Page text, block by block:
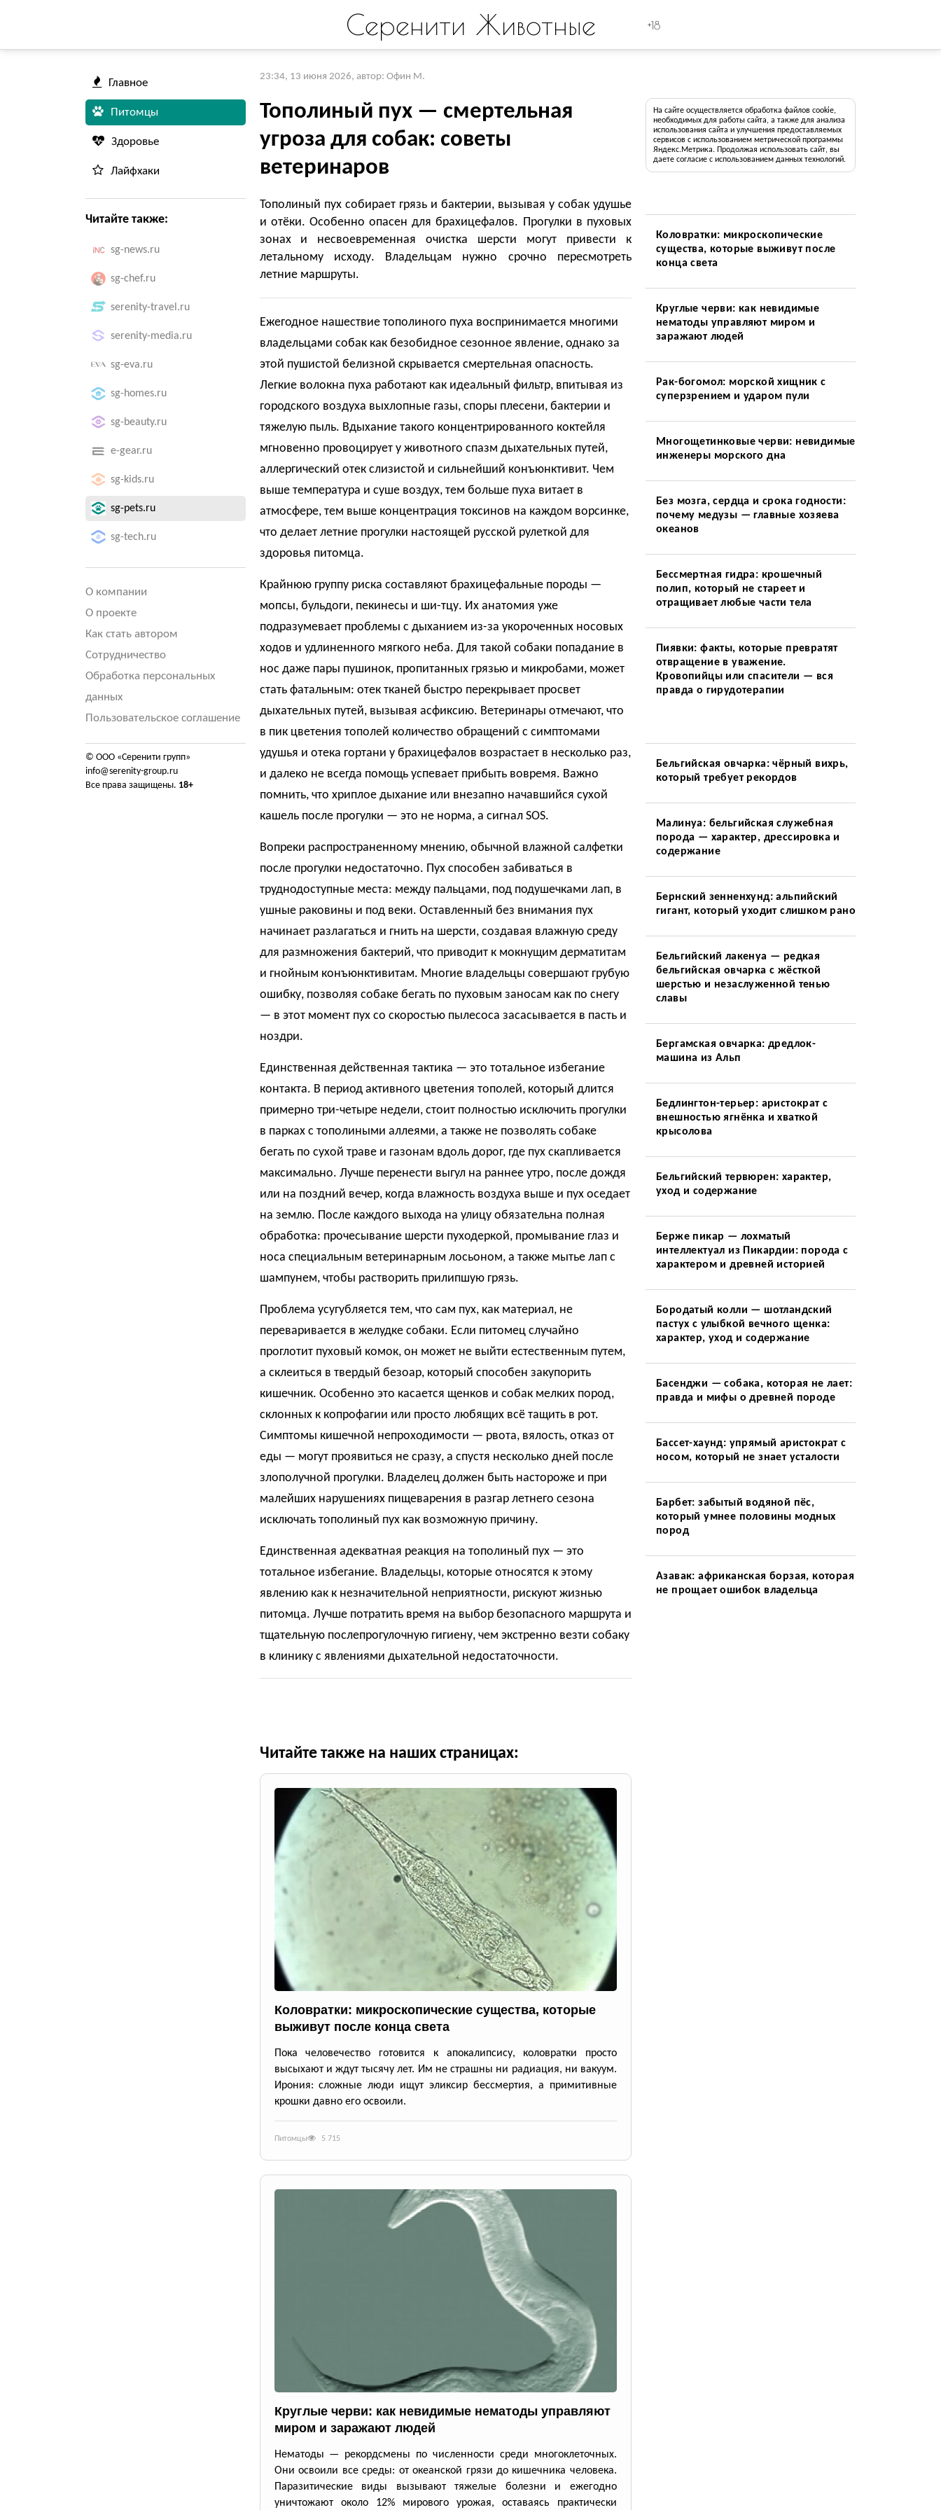
Серенити Животные +18
Главное
Питомцы
Здоровье
Лайфхаки
Читайте также:
sg-news.ru
sg-chef.ru
serenity-travel.ru
serenity-media.ru
sg-eva.ru
sg-homes.ru
sg-beauty.ru
e-gear.ru
sg-kids.ru
sg-pets.ru
sg-tech.ru
О компании
О проекте
Как стать автором
Сотрудничество
Обработка персональных
данных
Пользовательское соглашение
© ООО «Серенити групп»
info@serenity-group.ru
Все права защищены. 18+
23:34, 13 июня 2026, автор: Офин М.
Тополиный пух — смертельная
угроза для собак: советы
ветеринаров
Тополиный пух собирает грязь и бактерии, вызывая у собак удушье
и отёки. Особенно опасен для брахицефалов. Прогулки в пуховых
зонах и несвоевременная очистка шерсти могут привести к
летальному исходу. Владельцам нужно срочно пересмотреть
летние маршруты.
Ежегодное нашествие тополиного пуха воспринимается многими
владельцами собак как безобидное сезонное явление, однако за
этой пушистой белизной скрывается смертельная опасность.
Легкие волокна пуха работают как идеальный фильтр, впитывая из
городского воздуха выхлопные газы, споры плесени, бактерии и
тяжелую пыль. Вдыхание такого концентрированного коктейля
мгновенно провоцирует у животного спазм дыхательных путей,
аллергический отек слизистой и сильнейший конъюнктивит. Чем
выше температура и суше воздух, тем больше пуха витает в
атмосфере, тем выше концентрация токсинов на каждом ворсинке,
что делает летние прогулки настоящей русской рулеткой для
здоровья питомца.
Крайнюю группу риска составляют брахицефальные породы —
мопсы, бульдоги, пекинесы и ши-тцу. Их анатомия уже
подразумевает проблемы с дыханием из-за укороченных носовых
ходов и удлиненного мягкого неба. Для такой собаки попадание в
нос даже пары пушинок, пропитанных грязью и микробами, может
стать фатальным: отек тканей быстро перекрывает просвет
дыхательных путей, вызывая асфиксию. Ветеринары отмечают, что
в пик цветения тополей количество обращений с симптомами
удушья и отека гортани у брахицефалов возрастает в несколько раз,
и далеко не всегда помощь успевает прибыть вовремя. Важно
помнить, что хриплое дыхание или внезапно начавшийся сухой
кашель после прогулки — это не норма, а сигнал SOS.
Вопреки распространенному мнению, обычной влажной салфетки
после прогулки недостаточно. Пух способен забиваться в
труднодоступные места: между пальцами, под подушечками лап, в
ушные раковины и под веки. Оставленный без внимания пух
начинает разлагаться и гнить на шерсти, создавая влажную среду
для размножения бактерий, что приводит к мокнущим дерматитам
и гнойным конъюнктивитам. Многие владельцы совершают грубую
ошибку, позволяя собаке бегать по пуховым заносам как по снегу
— в этот момент пух со скоростью пылесоса засасывается в пасть и
ноздри.
Единственная действенная тактика — это тотальное избегание
контакта. В период активного цветения тополей, который длится
примерно три-четыре недели, стоит полностью исключить прогулки
в парках с тополиными аллеями, а также не позволять собаке
бегать по сухой траве и газонам вдоль дорог, где пух скапливается
максимально. Лучше перенести выгул на раннее утро, после дождя
или на поздний вечер, когда влажность воздуха выше и пух оседает
на землю. После каждого выхода на улицу обязательна полная
обработка: прочесывание шерсти пуходеркой, промывание глаз и
носа специальным ветеринарным лосьоном, а также мытье лап с
шампунем, чтобы растворить прилипшую грязь.
Проблема усугубляется тем, что сам пух, как материал, не
переваривается в желудке собаки. Если питомец случайно
проглотит пуховый комок, он может не выйти естественным путем,
а склеиться в твердый безоар, который способен закупорить
кишечник. Особенно это касается щенков и собак мелких пород,
склонных к копрофагии или просто любящих всё тащить в рот.
Симптомы кишечной непроходимости — рвота, вялость, отказ от
еды — могут проявиться не сразу, а спустя несколько дней после
злополучной прогулки. Владелец должен быть настороже и при
малейших нарушениях пищеварения в разгар летнего сезона
исключать тополиный пух как возможную причину.
Единственная адекватная реакция на тополиный пух — это
тотальное избегание. Владельцы, которые относятся к этому
явлению как к незначительной неприятности, рискуют жизнью
питомца. Лучше потратить время на выбор безопасного маршрута и
тщательную послепрогулочную гигиену, чем экстренно везти собаку
в клинику с явлениями дыхательной недостаточности.
Читайте также на наших страницах:
Коловратки: микроскопические существа, которые
выживут после конца света
Пока человечество готовится к апокалипсису, коловратки просто
высыхают и ждут тысячу лет. Им не страшны ни радиация, ни вакуум.
Ирония: сложные люди ищут эликсир бессмертия, а примитивные
крошки давно его освоили.
Питомцы 5 715
Круглые черви: как невидимые нематоды управляют
миром и заражают людей
Нематоды — рекордсмены по численности среди многоклеточных.
Они освоили все среды: от океанской грязи до кишечника человека.
Паразитические виды вызывают тяжелые болезни и ежегодно
уничтожают около 12% мирового урожая, оставаясь практически
На сайте осуществляется обработка файлов cookie,
необходимых для работы сайта, а также для анализа
использования сайта и улучшения предоставляемых
сервисов с использованием метрической программы
Яндекс.Метрика. Продолжая использовать сайт, вы
даете согласие с использованием данных технологий.
Коловратки: микроскопические
существа, которые выживут после
конца света
Круглые черви: как невидимые
нематоды управляют миром и
заражают людей
Рак-богомол: морской хищник с
суперзрением и ударом пули
Многощетинковые черви: невидимые
инженеры морского дна
Без мозга, сердца и срока годности:
почему медузы — главные хозяева
океанов
Бессмертная гидра: крошечный
полип, который не стареет и
отращивает любые части тела
Пиявки: факты, которые превратят
отвращение в уважение.
Кровопийцы или спасители — вся
правда о гирудотерапии
Бельгийская овчарка: чёрный вихрь,
который требует рекордов
Малинуа: бельгийская служебная
порода — характер, дрессировка и
содержание
Бернский зенненхунд: альпийский
гигант, который уходит слишком рано
Бельгийский лакенуа — редкая
бельгийская овчарка с жёсткой
шерстью и незаслуженной тенью
славы
Бергамская овчарка: дредлок-
машина из Альп
Бедлингтон-терьер: аристократ с
внешностью ягнёнка и хваткой
крысолова
Бельгийский тервюрен: характер,
уход и содержание
Берже пикар — лохматый
интеллектуал из Пикардии: порода с
характером и древней историей
Бородатый колли — шотландский
пастух с улыбкой вечного щенка:
характер, уход и содержание
Басенджи — собака, которая не лает:
правда и мифы о древней породе
Бассет-хаунд: упрямый аристократ с
носом, который не знает усталости
Барбет: забытый водяной пёс,
который умнее половины модных
пород
Азавак: африканская борзая, которая
не прощает ошибок владельца